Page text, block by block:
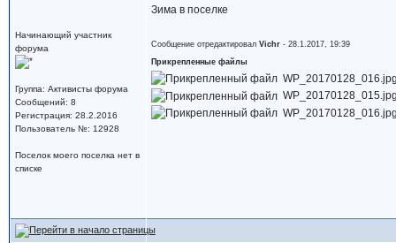
Начинающий участник
форума
Группа: Активисты форума
Сообщений: 8
Регистрация: 28.2.2016
Пользователь №: 12928
Поселок моего поселка нет в
списке
Зима в поселке
Сообщение отредактировал Vichr- 28.1.2017, 19:39
Прикрепленные файлы